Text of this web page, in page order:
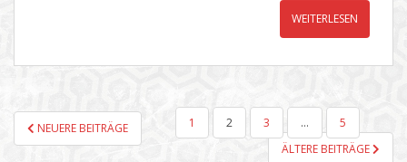
WEITERLESEN
SEITENNUMMERIERUNG
DER
NEUERE BEITRÄGE 1 2 3 …
5
ÄLTERE BEITRÄGE